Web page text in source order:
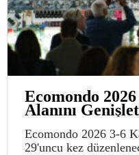
Ecomondo
Alanını
Ecomondo 2026 3-6
29'uncu kez